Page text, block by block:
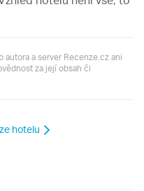
autora a server Recenze.cz ani
za její obsah či
hotelu